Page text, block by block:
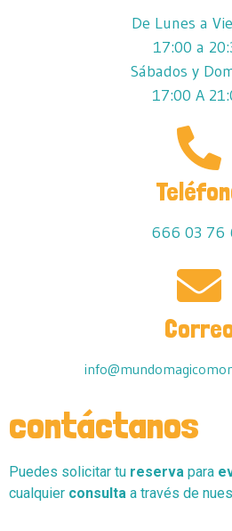
De Lunes a
17:00 a
Sábados y
17:00 A
666 03 76
contáctanos
Puedes solicitar tu reserva para
cualquier consulta a través de